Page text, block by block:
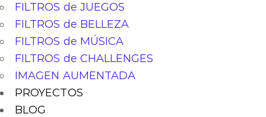
FILTROS de JUEGOS
FILTROS de BELLEZA
FILTROS de MÚSICA
FILTROS de CHALLENGES
IMAGEN AUMENTADA
PROYECTOS
BLOG